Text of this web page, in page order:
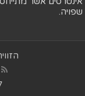
שפויה.
הזווית @2020.